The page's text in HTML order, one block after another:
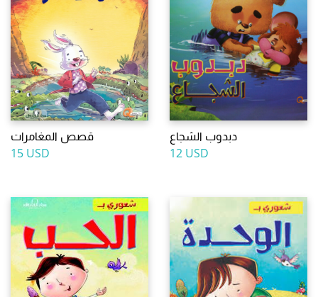
قصص المغامرات
15 USD
دبدوب الشجاع
12 USD